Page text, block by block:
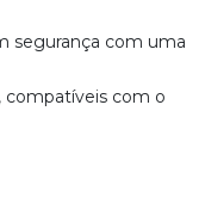
segurança com uma
compatíveis com o